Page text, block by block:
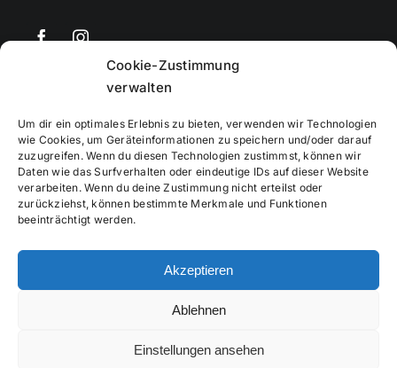
Cookie-Zustimmung
verwalten
Um dir ein optimales Erlebnis zu bieten, verwenden wir Technologien
wie Cookies, um Geräteinformationen zu speichern und/oder darauf
zuzugreifen. Wenn du diesen Technologien zustimmst, können wir
Daten wie das Surfverhalten oder eindeutige IDs auf dieser Website
verarbeiten. Wenn du deine Zustimmung nicht erteilst oder
zurückziehst, können bestimmte Merkmale und Funktionen
beeinträchtigt werden.
Akzeptieren
Ablehnen
Einstellungen ansehen
• BEV Bayerischer Eissportverband
Impressum
Datenschutzerklärung